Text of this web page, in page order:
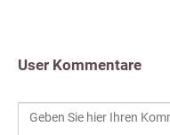
User Kommentare